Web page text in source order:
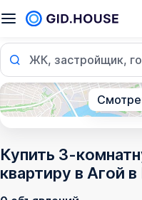
ЖК, застройщик,
Купить 3-
квартиру в Агой